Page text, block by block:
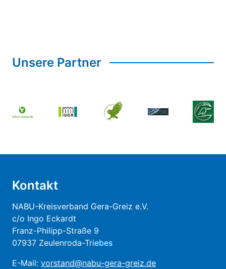
Unsere Partner
Kontakt
NABU-Kreisverband Gera-Greiz e.V.
c/o Ingo Eckardt
Franz-Philipp-Straße 9
07937 Zeulenroda-Triebes
E-Mail: vorstand@nabu-gera-greiz.de